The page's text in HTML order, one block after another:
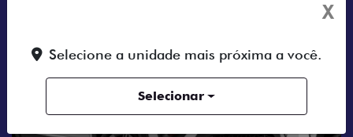
X
Selecione a unidade mais próxima a você.
Selecionar